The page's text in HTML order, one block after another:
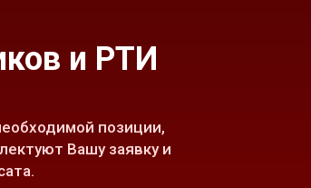
и РТИ
позиции,
Вашу заявку и